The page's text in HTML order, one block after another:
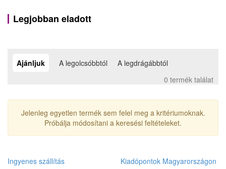
Legjobban eladott
Ajánljuk A legolcsóbbtól
A legdrágábbtól
0 termék találat
Jelenleg egyetlen termék sem felel meg a kritériumoknak.
Próbálja módosítani a keresési feltételeket.
Ingyenes szállítás Kiadópontok Magyarországon